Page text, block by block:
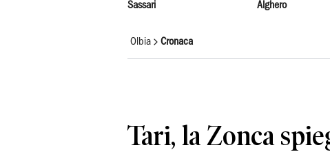
Sassari Alghero
Olbia Cronaca
Tari, la Zonca